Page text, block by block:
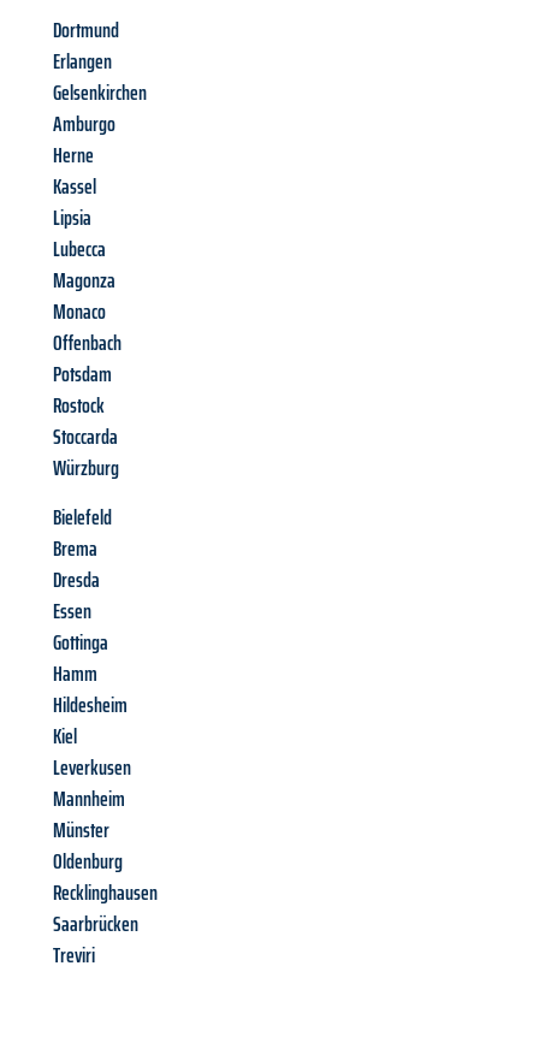
Dortmund
Erlangen
Gelsenkirchen
Amburgo
Herne
Kassel
Lipsia
Lubecca
Magonza
Monaco
Offenbach
Potsdam
Rostock
Stoccarda
Würzburg
Bielefeld
Brema
Dresda
Essen
Gottinga
Hamm
Hildesheim
Kiel
Leverkusen
Mannheim
Münster
Oldenburg
Recklinghausen
Saarbrücken
Treviri